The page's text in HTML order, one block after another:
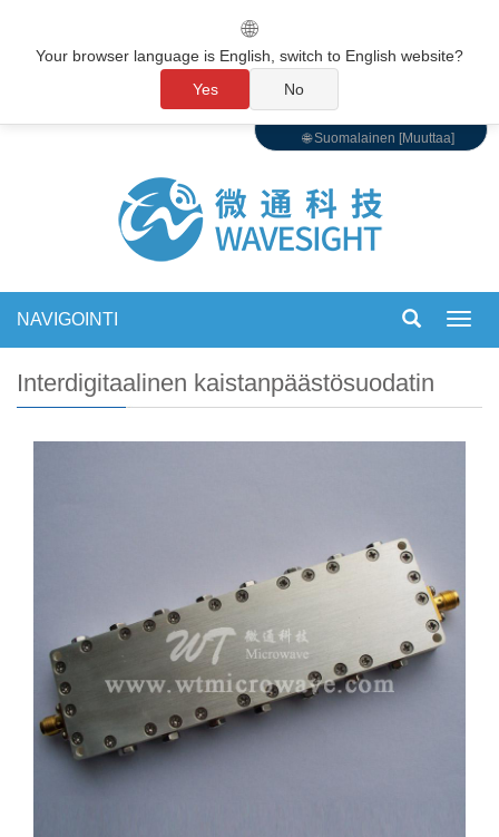
🌐 Suomalainen [Muuttaa]
NAVIGOINTI
Interdigitaalinen kaistanpäästösuodatin
🌐
Your browser language is English, switch to English website?
Yes
No